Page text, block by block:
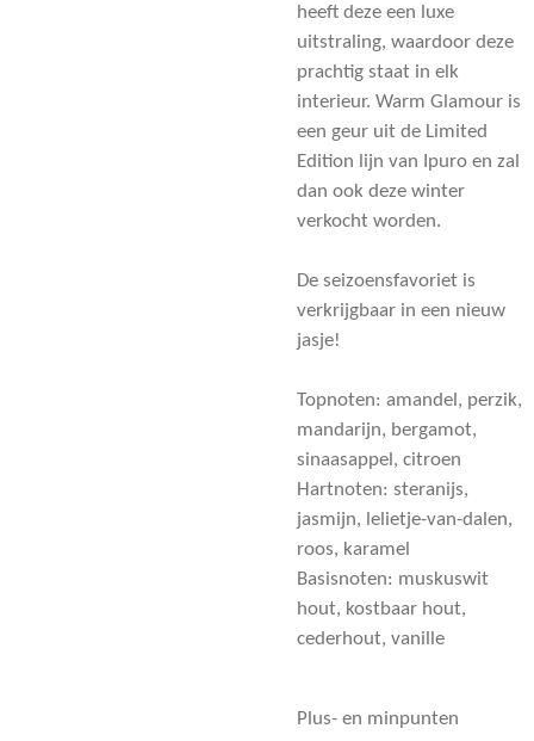
heeft deze een luxe
uitstraling, waardoor deze
prachtig staat in elk
interieur. Warm Glamour is
een geur uit de Limited
Edition lijn van Ipuro en zal
dan ook deze winter
verkocht worden.
De seizoensfavoriet is
verkrijgbaar in een nieuw
jasje!
Topnoten: amandel, perzik,
mandarijn, bergamot,
sinaasappel, citroen
Hartnoten: steranijs,
jasmijn, lelietje-van-dalen,
roos, karamel
Basisnoten: muskuswit
hout, kostbaar hout,
cederhout, vanille
Plus- en minpunten